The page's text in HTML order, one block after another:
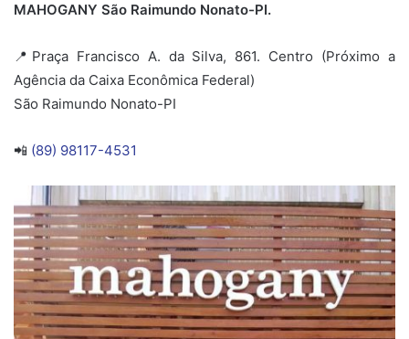
MAHOGANY São Raimundo Nonato-PI.
📍Praça Francisco A. da Silva, 861. Centro (Próximo a
Agência da Caixa Econômica Federal)
São Raimundo Nonato-PI
📲 (89) 98117-4531